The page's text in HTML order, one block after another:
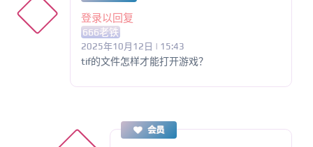
登录以回复
666老铁
2025年10月12日 | 15:43
tif的文件怎样才能打开游戏？
会员